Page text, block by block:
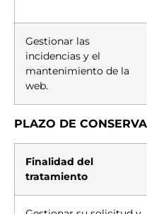
Gestionar las
incidencias y el
mantenimiento de la
web.
PLAZO DE
Finalidad del
tratamiento